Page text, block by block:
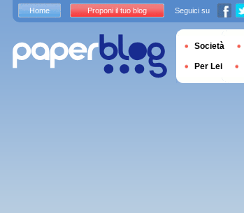
Home Proponi il tuo blog Seguici su
Società
Per Lei